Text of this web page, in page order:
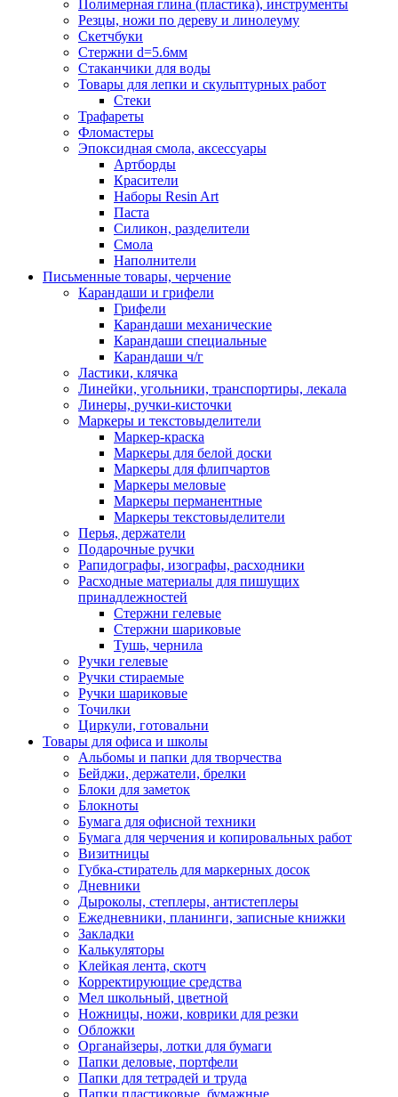
Полимерная глина (пластика), инструменты
Резцы, ножи по дереву и линолеуму
Скетчбуки
Стержни d=5.6мм
Стаканчики для воды
Товары для лепки и скульптурных работ
Стеки
Трафареты
Фломастеры
Эпоксидная смола, аксессуары
Артборды
Красители
Наборы Resin Art
Паста
Силикон, разделители
Смола
Наполнители
Письменные товары, черчение
Карандаши и грифели
Грифели
Карандаши механические
Карандаши специальные
Карандаши ч/г
Ластики, клячка
Линейки, угольники, транспортиры, лекала
Линеры, ручки-кисточки
Маркеры и текстовыделители
Маркер-краска
Маркеры для белой доски
Маркеры для флипчартов
Маркеры меловые
Маркеры перманентные
Маркеры текстовыделители
Перья, держатели
Подарочные ручки
Рапидографы, изографы, расходники
Расходные материалы для пишущих
принадлежностей
Стержни гелевые
Стержни шариковые
Тушь, чернила
Ручки гелевые
Ручки стираемые
Ручки шариковые
Точилки
Циркули, готовальни
Товары для офиса и школы
Альбомы и папки для творчества
Бейджи, держатели, брелки
Блоки для заметок
Блокноты
Бумага для офисной техники
Бумага для черчения и копировальных работ
Визитницы
Губка-стиратель для маркерных досок
Дневники
Дыроколы, степлеры, антистеплеры
Ежедневники, планинги, записные книжки
Закладки
Калькуляторы
Клейкая лента, скотч
Корректирующие средства
Мел школьный, цветной
Ножницы, ножи, коврики для резки
Обложки
Органайзеры, лотки для бумаги
Папки деловые, портфели
Папки для тетрадей и труда
Папки пластиковые, бумажные